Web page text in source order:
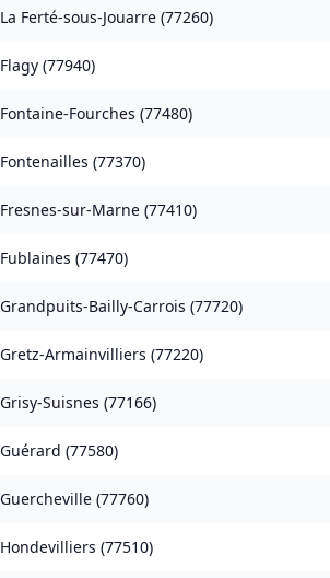
La Ferté-sous-Jouarre (77260)
Flagy (77940)
Fontaine-Fourches (77480)
Fontenailles (77370)
Fresnes-sur-Marne (77410)
Fublaines (77470)
Grandpuits-Bailly-Carrois (77720)
Gretz-Armainvilliers (77220)
Grisy-Suisnes (77166)
Guérard (77580)
Guercheville (77760)
Hondevilliers (77510)